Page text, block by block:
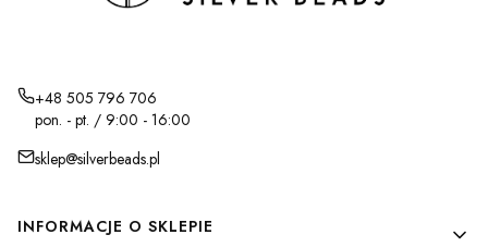
+48 505 796 706
pon. - pt. / 9:00 - 16:00
sklep@silverbeads.pl
Linki w stopce
INFORMACJE O SKLEPIE